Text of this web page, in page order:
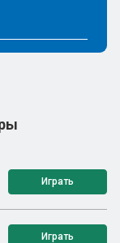
Играть
Играть